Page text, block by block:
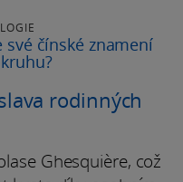
své čínské znamení
rodinných
Ghesquière, což